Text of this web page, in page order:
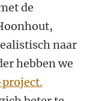
de
naar
hebben we